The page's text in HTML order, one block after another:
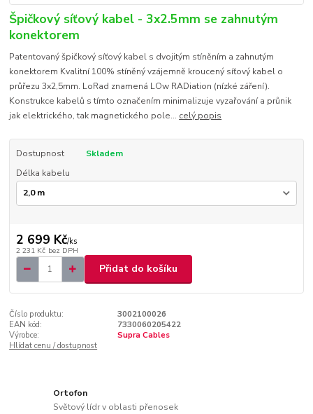
Špičkový síťový kabel - 3x2.5mm se zahnutým
konektorem
Patentovaný špičkový síťový kabel s dvojitým stíněním a zahnutým
konektorem Kvalitní 100% stíněný vzájemně kroucený síťový kabel o
průřezu 3x2,5mm. LoRad znamená LOw RADiation (nízké záření).
Konstrukce kabelů s tímto označením minimalizuje vyzařování a průnik
jak elektrického, tak magnetického pole... celý popis
Dostupnost
Skladem
Délka kabelu
2 699 Kč/ks
2 231 Kč bez DPH
Přidat do košíku
Číslo produktu:
3002100026
EAN kód:
7330060205422
Výrobce:
Supra Cables
Hlídat cenu / dostupnost
Ortofon
Světový lídr v oblasti přenosek